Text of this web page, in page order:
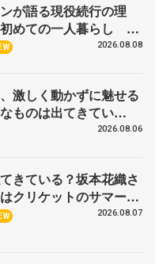
が語る現役続行の理
めての一人暮らし 注
「今」に迫る
2026.08.08
激しく動かずに魅せる
ものは出てきてい
ん〟と慕うレジェンド
2026.08.06
きている？坂本花織さ
クリケットのサマーキ
麻央はたくさん試合に
2026.08.07